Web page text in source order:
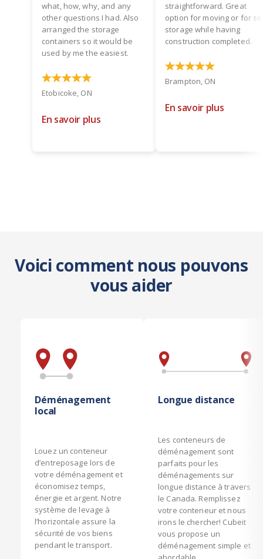
what, how, why, and any
other questions I had. Also
arranged the storage
containers so it would be
used by me the easiest.
Etobicoke, ON
En savoir plus
straightforward. Great
option for moving or for
storage while having
construction completed.
Brampton, ON
En savoir plus
Voici comment nous pouvons
vous aider
Déménagement
local
Louez un conteneur
d’entreposage lors de
votre déménagement et
économisez temps,
énergie et argent. Notre
système de levage à
l’horizontale assure la
sécurité de vos biens
pendant le transport.
Longue distance
Les conteneurs de
déménagement sont
parfaits pour les
déménagements sur
longue distance à travers
le Canada. Remplissez
votre conteneur et nous
irons le chercher! Cubeit
vous propose un
déménagement simple et